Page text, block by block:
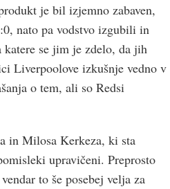
je bil izjemno zabaven,
nato pa vodstvo izgubili in
se jim je zdelo, da jih
Liverpoolove izkušnje vedno v
o tem, ali so Redsi
in Milosa Kerkeza, ki sta
upravičeni. Preprosto
to še posebej velja za